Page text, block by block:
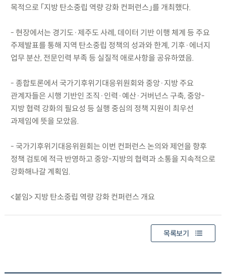
목적으로 「지방 탄소중립 역량 강화 컨퍼런스」를 개최했다.
- 현장에서는 경기도·제주도 사례, 데이터 기반 이행 체계 등 주요
주제발표를 통해 지역 탄소중립 정책의 성과와 한계, 기후·에너지
업무 분산, 전문인력 부족 등 실질적 애로사항을 공유하였음.
- 종합토론에서 국가기후위기대응위원회와 중앙·지방 주요
관계자들은 시행 기반인 조직·인력·예산·거버넌스 구축, 중앙-
지방 협력 강화의 필요성 등 실행 중심의 정책 지원이 최우선
과제임에 뜻을 모았음.
- 국가기후위기대응위원회는 이번 컨퍼런스 논의와 제언을 향후
정책 검토에 적극 반영하고 중앙-지방의 협력과 소통을 지속적으로
강화해나갈 계획임.
<붙임> 지방 탄소중립 역량 강화 컨퍼런스 개요
목록보기